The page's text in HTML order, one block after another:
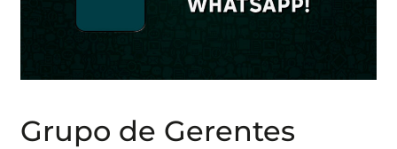
Grupo de Gerentes